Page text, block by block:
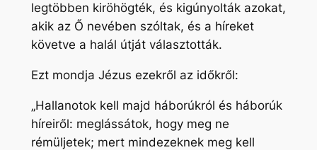
legtöbben kiröhögték, és kigúnyolták azokat,
akik az Ő nevében szóltak, és a híreket
követve a halál útját választották.
Ezt mondja Jézus ezekről az időkről:
„Hallanotok kell majd háborúkról és háborúk
híreiről: meglássátok, hogy meg ne
rémüljetek; mert mindezeknek meg kell